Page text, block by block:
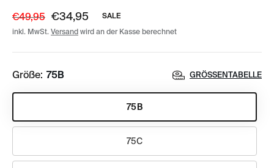
€49,95 €34,95
SALE
inkl. MwSt. Versand wird an der Kasse berechnet
Größe: 75B GRÖSSENTABELLE
75B
75C